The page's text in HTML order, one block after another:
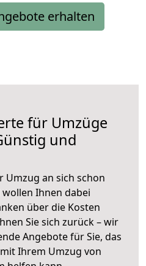
erhalten
für Umzüge
und
Umzug an sich schon
Ihnen dabei
über die Kosten
Sie sich zurück – wir
Angebote für Sie, das
mit Ihrem Umzug von